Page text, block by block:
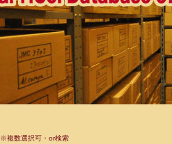
※複数選択可・or検索